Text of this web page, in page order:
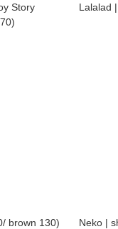
Story
Lalalad
brown 130) Neko |